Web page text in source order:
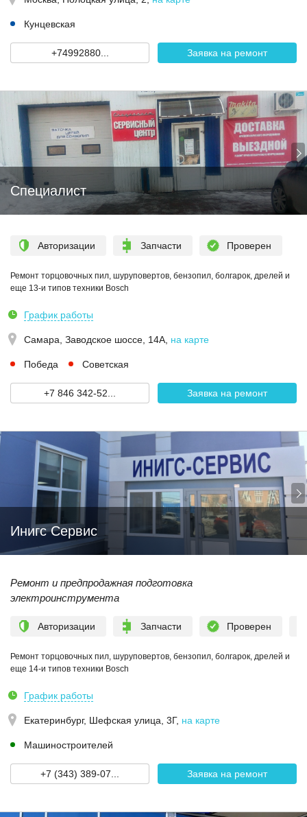
Кунцевская
+74992880... Заявка на ремонт
Специалист
Авторизации Запчасти Проверен
Ремонт торцовочных пил, шуруповертов, бензопил, болгарок, дрелей и
еще 13-и типов техники Bosch
График работы
Самара, Заводское шоссе, 14А на карте
Победа Советская
+7 846 342-52... Заявка на ремонт
Инигс Сервис
Ремонт и предпродажная подготовка
электроинструмента
Авторизации Запчасти Проверен
Ремонт торцовочных пил, шуруповертов, бензопил, болгарок, дрелей и
еще 14-и типов техники Bosch
График работы
Екатеринбург, Шефская улица, 3Г, на карте
Машиностроителей
+7 (343) 389-07... Заявка на ремонт